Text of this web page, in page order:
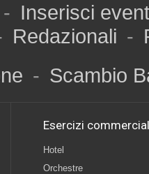
- Inserisci
Redazionali -
- Scambio
Esercizi
Hotel
Orchestre